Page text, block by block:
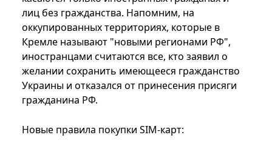
лиц без гражданства. Напомним, на
оккупированных территориях, которые в
Кремле называют "новыми регионами РФ",
иностранцами считаются все, кто заявил о
желании сохранить имеющееся гражданство
Украины и отказался от принесения присяги
гражданина РФ.
Новые правила покупки SIM-карт: